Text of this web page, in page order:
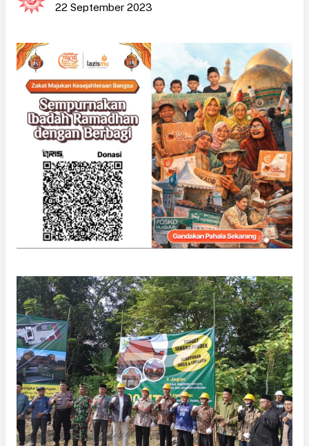
22 September 2023